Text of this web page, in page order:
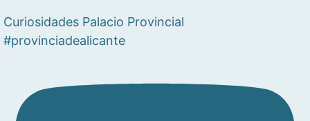
Curiosidades Palacio Provincial
#provinciadealicante